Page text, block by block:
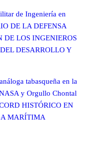
de Ingeniería en
DE LA DEFENSA
DE LOS INGENIEROS
DESARROLLO Y
tabasqueña en la
y Orgullo Chontal
HISTÓRICO EN
MARÍTIMA